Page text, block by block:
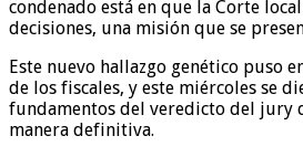
condenado está en que la Corte
decisiones, una misión que se
Este nuevo hallazgo genético puso
de los fiscales, y este miércoles se
fundamentos del veredicto del jury
manera definitiva.